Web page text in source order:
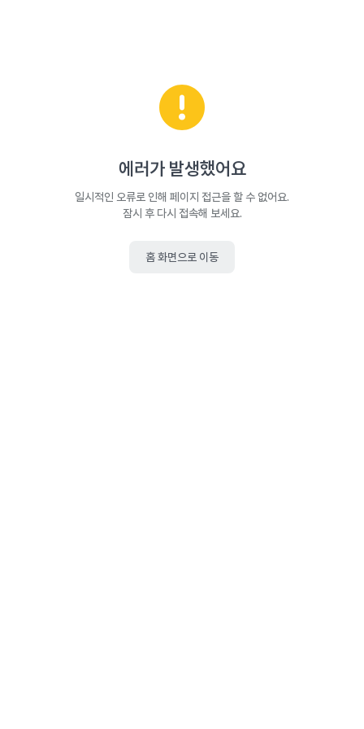
에러가 발생했어요
일시적인 오류로 인해 페이지 접근을 할 수 없어요.
잠시 후 다시 접속해 보세요.
홈 화면으로 이동